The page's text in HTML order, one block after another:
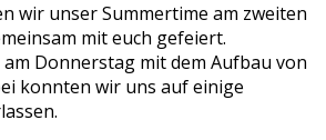
wir unser Summertime am zweiten
mit euch gefeiert.
Donnerstag mit dem Aufbau von
konnten wir uns auf einige